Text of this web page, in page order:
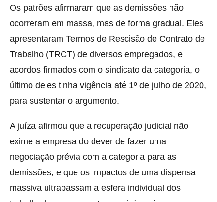
Os patrões afirmaram que as demissões não
ocorreram em massa, mas de forma gradual. Eles
apresentaram Termos de Rescisão de Contrato de
Trabalho (TRCT) de diversos empregados, e
acordos firmados com o sindicato da categoria, o
último deles tinha vigência até 1º de julho de 2020,
para sustentar o argumento.
A juíza afirmou que a recuperação judicial não
exime a empresa do dever de fazer uma
negociação prévia com a categoria para as
demissões, e que os impactos de uma dispensa
massiva ultrapassam a esfera individual dos